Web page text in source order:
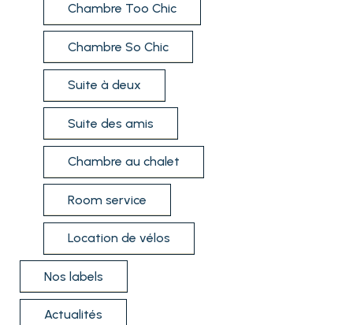
Chambre Too Chic
Chambre So Chic
Suite à deux
Suite des amis
Chambre au chalet
Room service
Location de vélos
Nos labels
Actualités